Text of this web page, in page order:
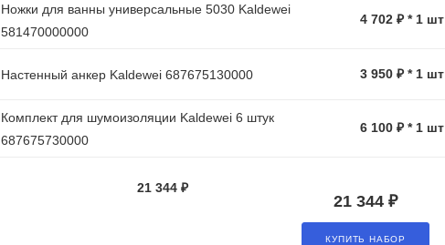
Ножки для ванны универсальные 5030 Kaldewei
581470000000
4 702 ₽ * 1 шт
Настенный анкер Kaldewei 687675130000 3 950 ₽ * 1 шт
Комплект для шумоизоляции Kaldewei 6 штук
687675730000
6 100 ₽ * 1 шт
21 344 ₽
21 344 ₽
КУПИТЬ НАБОР